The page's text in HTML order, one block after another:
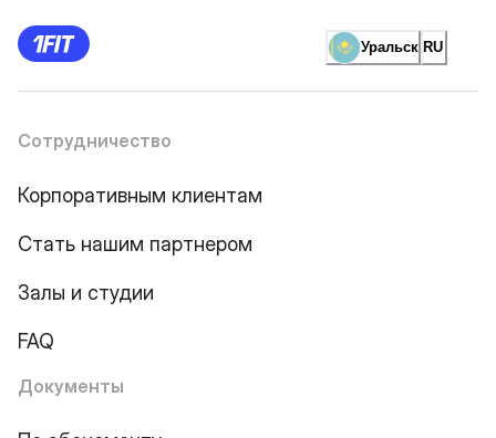
Уральск RU
Сотрудничество
Корпоративным клиентам
Стать нашим партнером
Залы и студии
FAQ
Документы